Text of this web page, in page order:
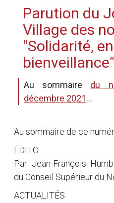
Parution du
Village des
"Solidarité,
Au sommaire du
décembre 2021...
Au sommaire de ce
ÉDITO
Par Jean-François
du Conseil Supérieur du
ACTUALITÉS